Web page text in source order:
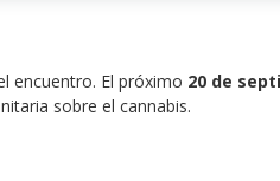
encuentro. El próximo 20 de
sobre el cannabis.